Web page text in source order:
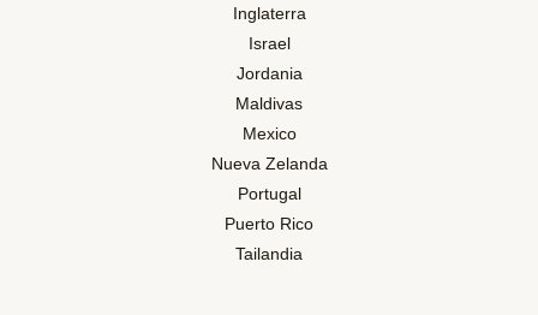
Inglaterra
Israel
Jordania
Maldivas
Mexico
Nueva Zelanda
Portugal
Puerto Rico
Tailandia